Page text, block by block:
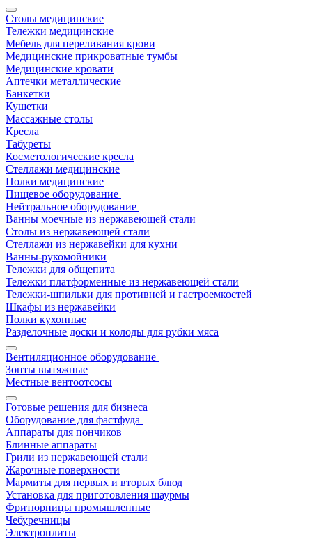
Столы медицинские
Тележки медицинские
Мебель для переливания крови
Медицинские прикроватные тумбы
Медицинские кровати
Аптечки металлические
Банкетки
Кушетки
Массажные столы
Кресла
Табуреты
Косметологические кресла
Стеллажи медицинские
Полки медицинские
Пищевое оборудование
Нейтральное оборудование
Ванны моечные из нержавеющей стали
Столы из нержавеющей стали
Стеллажи из нержавейки для кухни
Ванны-рукомойники
Тележки для общепита
Тележки платформенные из нержавеющей стали
Тележки-шпильки для противней и гастроемкостей
Шкафы из нержавейки
Полки кухонные
Разделочные доски и колоды для рубки мяса
Вентиляционное оборудование
Зонты вытяжные
Местные вентоотсосы
Готовые решения для бизнеса
Оборудование для фастфуда
Аппараты для пончиков
Блинные аппараты
Грили из нержавеющей стали
Жарочные поверхности
Мармиты для первых и вторых блюд
Установка для приготовления шаурмы
Фритюрницы промышленные
Чебуречницы
Электроплиты